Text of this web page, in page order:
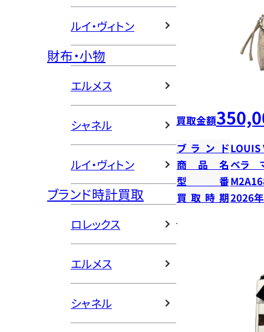
ルイ・ヴィトン
財布・小物
エルメス
シャネル
ルイ・ヴィトン
ブランド時計買取
ロレックス
エルメス
シャネル
買取金額
ブランドLOUIS
商品名ベラ
型番
買取時期2026